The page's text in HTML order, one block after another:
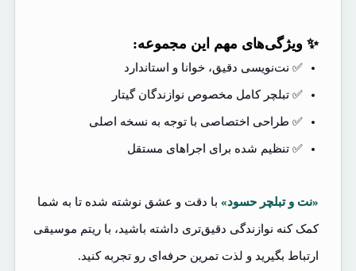
✨ ویژگی‌های مهم این مجموعه:
✅ نت‌نویسی دقیق، خوانا و استاندارد
✅ تبلچر کامل مخصوص نوازندگان گیتار
✅ طراحی اختصاصی با توجه به نسخه اصلی
✅ تنظیم شده برای اجراهای مستقل
«نت و تبلچر حسود»با دقت و عشق نوشته شده تا به شما
کمک کنه نوازندگی دقیق‌تری داشته باشید، با ریتم موسیقی
ارتباط بگیرید و لذت تمرین حرفه‌ای رو تجربه کنید.